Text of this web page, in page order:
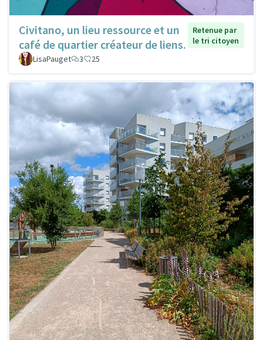
Civitano, un lieu ressource et un
café de quartier créateur de liens.
Retenue par
le tri citoyen
LisaPauget
3 25